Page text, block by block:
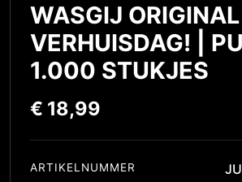
WASGIJ ORIGINAL
VERHUISDAG! |
1.000 STUKJES
€ 18,99
ARTIKELNUMMER